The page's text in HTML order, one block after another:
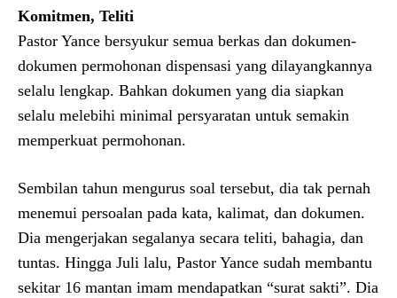
Komitmen, Teliti
Pastor Yance bersyukur semua berkas dan dokumen-
dokumen permohonan dispensasi yang dilayangkannya
selalu lengkap. Bahkan dokumen yang dia siapkan
selalu melebihi minimal persyaratan untuk semakin
memperkuat permohonan.
Sembilan tahun mengurus soal tersebut, dia tak pernah
menemui persoalan pada kata, kalimat, dan dokumen.
Dia mengerjakan segalanya secara teliti, bahagia, dan
tuntas. Hingga Juli lalu, Pastor Yance sudah membantu
sekitar 16 mantan imam mendapatkan “surat sakti”. Dia